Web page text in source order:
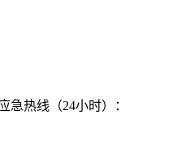
热线（24小时）：